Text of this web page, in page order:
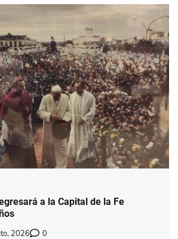
a la Capital de la Fe
2026 0